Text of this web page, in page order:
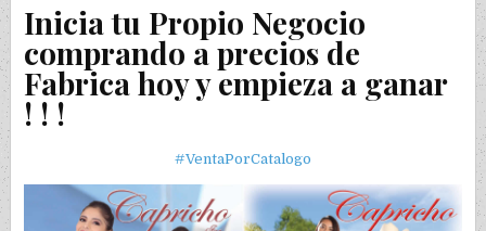
Inicia tu Propio Negocio
comprando a precios de
Fabrica hoy y empieza a ganar
! ! !
#VentaPorCatalogo